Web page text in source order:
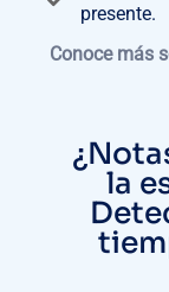
presente.
Conoce más
la